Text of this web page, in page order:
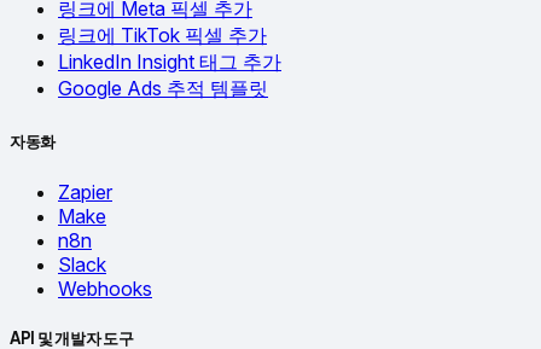
링크에 Meta 픽셀 추가
링크에 TikTok 픽셀 추가
LinkedIn Insight 태그 추가
Google Ads 추적 템플릿
자동화
Zapier
Make
n8n
Slack
Webhooks
API 및 개발자 도구